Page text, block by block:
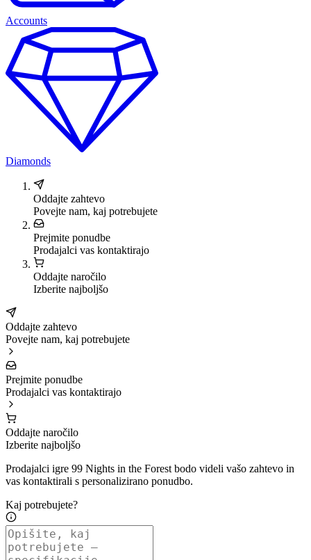
Accounts
Diamonds
Oddajte zahtevo
Povejte nam, kaj potrebujete
Prejmite ponudbe
Prodajalci vas kontaktirajo
Oddajte naročilo
Izberite najboljšo
Oddajte zahtevo
Povejte nam, kaj potrebujete
Prejmite ponudbe
Prodajalci vas kontaktirajo
Oddajte naročilo
Izberite najboljšo
Prodajalci igre 99 Nights in the Forest bodo videli vašo zahtevo in
vas kontaktirali s personalizirano ponudbo.
Kaj potrebujete?